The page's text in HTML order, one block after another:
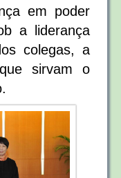
em poder
a liderança
colegas, a
sirvam o